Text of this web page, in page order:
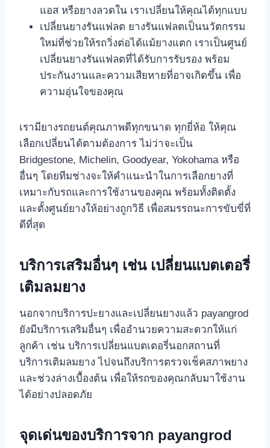
แอส หรือยางลวดใน เราเปลี่ยนให้คุณได้ทุกแบบ
เปลี่ยนยางรันแฟลต ยางรันแฟลตเป็นนวัตกรรม
ใหม่ที่ช่วยให้รถวิ่งต่อได้แม้ยางแตก เราเป็นศูนย์
เปลี่ยนยางรันแฟลตที่ได้รับการรับรอง พร้อม
ประกันงานและความเสียหายที่อาจเกิดขึ้น เพื่อ
ความอุ่นใจของคุณ
เรามียางรถยนต์คุณภาพดีทุกขนาด ทุกยี่ห้อ ให้คุณ
เลือกเปลี่ยนได้ตามต้องการ ไม่ว่าจะเป็น
Bridgestone, Michelin, Goodyear, Yokohama หรือ
อื่นๆ โดยทีมช่างจะให้คำแนะนำในการเลือกยางที่
เหมาะกับรถและการใช้งานของคุณ พร้อมทั้งติดตั้ง
และตั้งศูนย์ยางให้อย่างถูกวิธี เพื่อสมรรถนะการขับขี่ที่
ดีที่สุด
บริการเสริมอื่นๆ เช่น เปลี่ยนแบตเตอรี่
เติมลมยาง
นอกจากบริการปะยางและเปลี่ยนยางแล้ว payangrod
ยังมีบริการเสริมอื่นๆ เพื่ออํานวยความสะดวกให้แก่
ลูกค้า เช่น บริการเปลี่ยนแบตเตอรี่นอกสถานที่
บริการเติมลมยาง ไปจนถึงบริการตรวจเช็คสภาพยาง
และช่วงล่างเบื้องต้น เพื่อให้รถของคุณกลับมาใช้งาน
ได้อย่างปลอดภัย
จุดเด่นของบริการจาก payangrod